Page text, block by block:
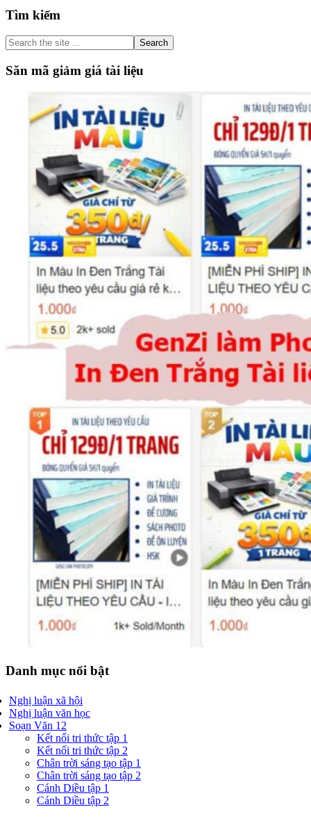
Primary
Sidebar
Tìm kiếm
Search
the
site
...
Săn mã giảm giá tài liệu
Danh mục nổi bật
Nghị luận xã hội
Nghị luận văn học
Soạn Văn 12
Kết nối tri thức tập 1
Kết nối tri thức tập 2
Chân trời sáng tạo tập 1
Chân trời sáng tạo tập 2
Cánh Diều tập 1
Cánh Diều tập 2